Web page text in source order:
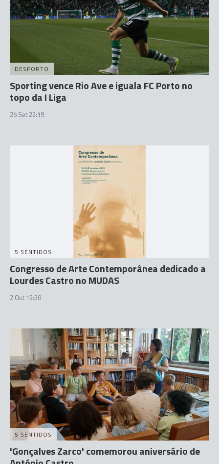
DESPORTO
Sporting vence Rio Ave e iguala FC Porto no
topo da I Liga
25 Set 22:19
5 SENTIDOS
Congresso de Arte Contemporânea dedicado a
Lourdes Castro no MUDAS
2 Out 13:30
5 SENTIDOS
'Gonçalves Zarco' comemorou aniversário de